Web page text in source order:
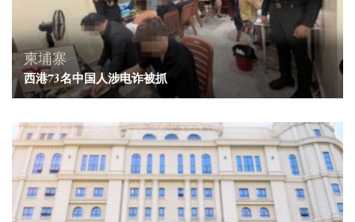
柬埔寨
西港73名中国人涉电诈被抓